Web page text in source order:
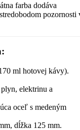
farba dodáva
pozornosti
ml hotovej kávy).
elektrinu a
oceľ s medeným
dĺžka 125 mm.